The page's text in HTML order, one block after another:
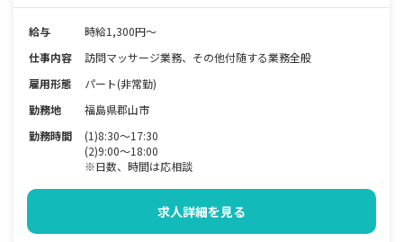
給与
時給1,300円～
仕事内容
訪問マッサージ業務、その他付随する業務全般
雇用形態
パート(非常勤)
勤務地
福島県郡山市
勤務時間
(1)8:30～17:30
(2)9:00～18:00
※日数、時間は応相談
求人詳細を見る